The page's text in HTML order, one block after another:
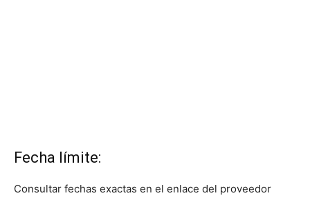
Fecha límite:
Consultar fechas exactas en el enlace del proveedor